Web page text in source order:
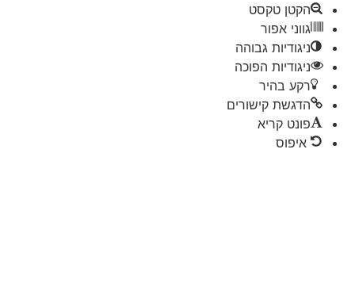
הקטן טקסט
גווני אפור
ניגודיות גבוהה
ניגודיות הפוכה
רקע בהיר
הדגשת קישורים
פונט קריא
איפוס